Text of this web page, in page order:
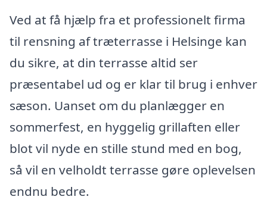
Ved at få hjælp fra et professionelt firma
til rensning af træterrasse i Helsinge kan
du sikre, at din terrasse altid ser
præsentabel ud og er klar til brug i enhver
sæson. Uanset om du planlægger en
sommerfest, en hyggelig grillaften eller
blot vil nyde en stille stund med en bog,
så vil en velholdt terrasse gøre oplevelsen
endnu bedre.